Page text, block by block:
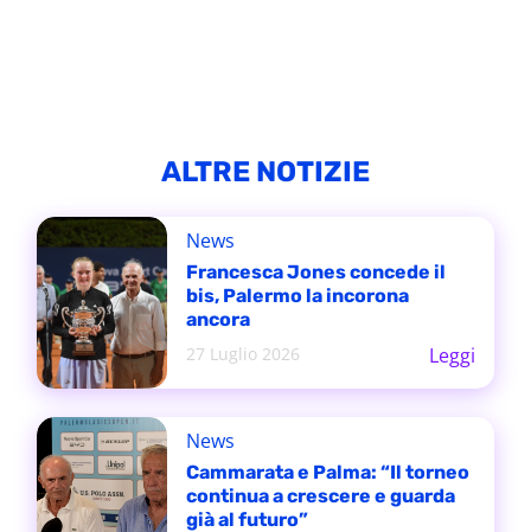
ALTRE NOTIZIE
News
Francesca Jones concede il
bis, Palermo la incorona
ancora
27 Luglio 2026
Leggi
News
Cammarata e Palma: “Il torneo
continua a crescere e guarda
già al futuro”